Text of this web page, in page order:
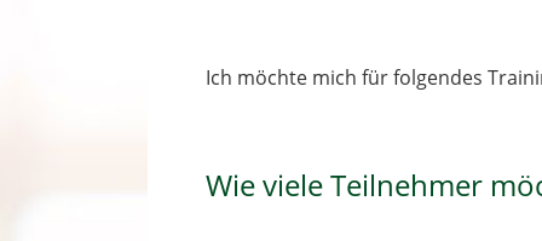
Ich möchte mich für folgendes
Wie viele Teilnehmer